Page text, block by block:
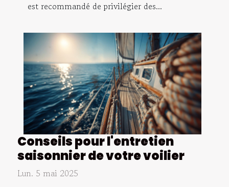
est recommandé de privilégier des...
Conseils pour l'entretien
saisonnier de votre voilier
Lun. 5 mai 2025